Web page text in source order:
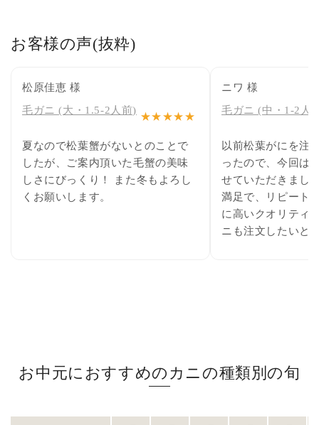
お客様の声(抜粋)
松原佳恵 様
毛ガニ (大・1.5-2人前)
★★★★★
夏なので松葉蟹がないとのことで
したが、ご案内頂いた毛蟹の美味
しさにびっくり！ また冬もよろし
くお願いします。
ニワ 様
毛ガニ (中・1-2人
以前松葉がにを注
ったので、今回は
せていただきまし
満足で、リピート
に高いクオリティ
ニも注文したいと
お中元におすすめのカニの種類別の旬